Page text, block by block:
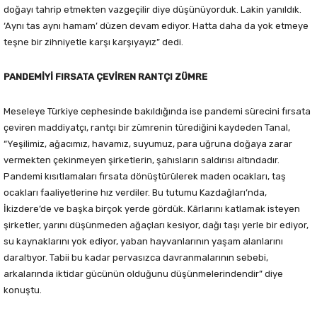
doğayı tahrip etmekten vazgeçilir diye düşünüyorduk. Lakin yanıldık.
‘Aynı tas aynı hamam’ düzen devam ediyor. Hatta daha da yok etmeye
teşne bir zihniyetle karşı karşıyayız” dedi.
PANDEMİYİ FIRSATA ÇEVİREN RANTÇI ZÜMRE
Meseleye Türkiye cephesinde bakıldığında ise pandemi sürecini fırsata
çeviren maddiyatçı, rantçı bir zümrenin türediğini kaydeden Tanal,
“Yeşilimiz, ağacımız, havamız, suyumuz, para uğruna doğaya zarar
vermekten çekinmeyen şirketlerin, şahısların saldırısı altındadır.
Pandemi kısıtlamaları fırsata dönüştürülerek maden ocakları, taş
ocakları faaliyetlerine hız verdiler. Bu tutumu Kazdağları’nda,
İkizdere’de ve başka birçok yerde gördük. Kârlarını katlamak isteyen
şirketler, yarını düşünmeden ağaçları kesiyor, dağı taşı yerle bir ediyor,
su kaynaklarını yok ediyor, yaban hayvanlarının yaşam alanlarını
daraltıyor. Tabii bu kadar pervasızca davranmalarının sebebi,
arkalarında iktidar gücünün olduğunu düşünmelerindendir” diye
konuştu.